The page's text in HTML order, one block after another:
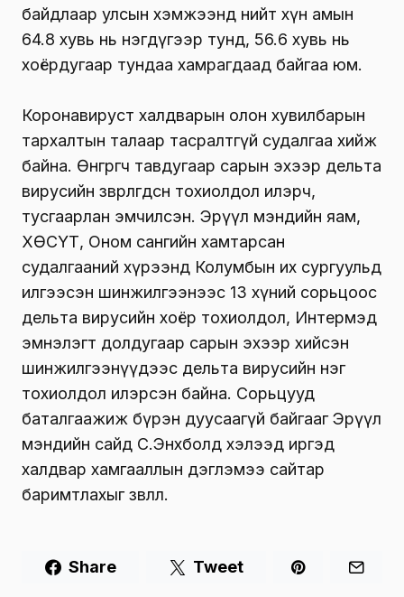
байдлаар улсын хэмжээнд нийт хүн амын
64.8 хувь нь нэгдүгээр тунд, 56.6 хувь нь
хоёрдугаар тундаа хамрагдаад байгаа юм.
Коронавируст халдварын олон хувилбарын
тархалтын талаар тасралтгүй судалгаа хийж
байна. Өнгөрөгч тавдугаар сарын эхээр дельта
вирусийн зөөвөрлөгдсөн тохиолдол илэрч,
тусгаарлан эмчилсэн. Эрүүл мэндийн яам,
ХӨСҮТ, Оном сангийн хамтарсан
судалгааний хүрээнд Колумбын их сургуульд
илгээсэн шинжилгээнээс 13 хүний сорьцоос
дельта вирусийн хоёр тохиолдол, Интермэд
эмнэлэгт долдугаар сарын эхээр хийсэн
шинжилгээнүүдээс дельта вирусийн нэг
тохиолдол илэрсэн байна. Сорьцууд
баталгаажиж бүрэн дуусаагүй байгааг Эрүүл
мэндийн сайд С.Энхболд хэлээд иргэд
халдвар хамгааллын дэглэмээ сайтар
баримтлахыг зөвлөлөө.
Share Tweet